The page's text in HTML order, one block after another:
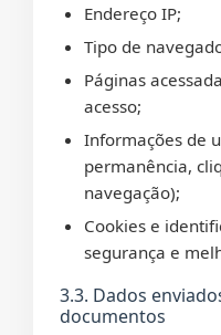
Endereço IP;
Tipo de
Páginas
acesso;
Informações de
permanência,
navegação);
Cookies e
segurança e
3.3. Dados
documentos